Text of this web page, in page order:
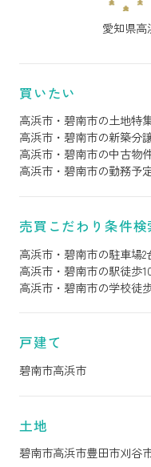
愛知県高
買いたい
高浜市・碧南市の土地特
高浜市・碧南市の新築分
高浜市・碧南市の中古物
高浜市・碧南市の勤務予
売買こだわり条件検
高浜市・碧南市の駐車場2
高浜市・碧南市の駅徒歩
高浜市・碧南市の学校徒
戸建て
碧南市高浜市
土地
碧南市高浜市豊田市刈谷